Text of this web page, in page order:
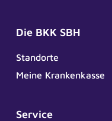
Die BKK SBH
Standorte
Meine Krankenkasse
Service
kann ich Ihnen